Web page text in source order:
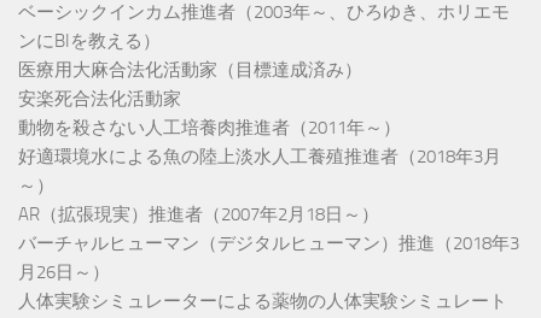
ベーシックインカム推進者（2003年～、ひろゆき、ホリエモ
ンにBIを教える）
医療用大麻合法化活動家（目標達成済み）
安楽死合法化活動家
動物を殺さない人工培養肉推進者（2011年～）
好適環境水による魚の陸上淡水人工養殖推進者（2018年3月
～）
AR（拡張現実）推進者（2007年2月18日～）
バーチャルヒューマン（デジタルヒューマン）推進（2018年3
月26日～）
人体実験シミュレーターによる薬物の人体実験シミュレート